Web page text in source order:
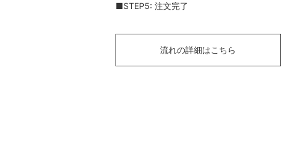
■STEP5: 注文完了
流れの詳細はこちら